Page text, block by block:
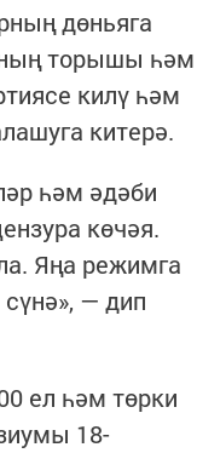
дөньяга
торышы һәм
килү һәм
китерә.
һәм әдәби
көчәя.
Яңа режимга
— дип
ел һәм төрки
18-